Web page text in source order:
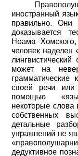
иностранный
правильно. Они
доказывается
Ноама
человек
может на
грамматические
своей речи или
помощью
некоторые слова
собственных
детальные
упражнений не
дедуктивное